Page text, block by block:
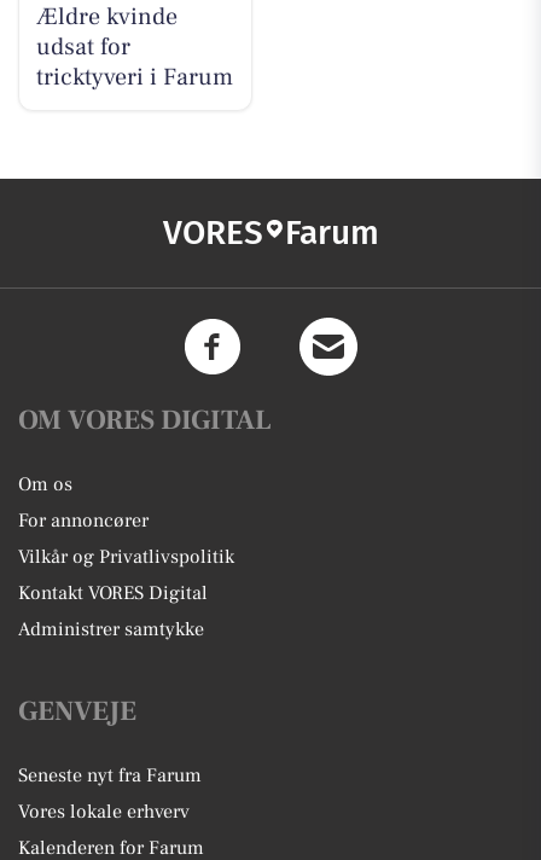
Ældre kvinde
udsat for
tricktyveri i Farum
VORES Farum
OM VORES DIGITAL
Om os
For annoncører
Vilkår og Privatlivspolitik
Kontakt VORES Digital
Administrer samtykke
GENVEJE
Seneste nyt fra Farum
Vores lokale erhverv
Kalenderen for Farum